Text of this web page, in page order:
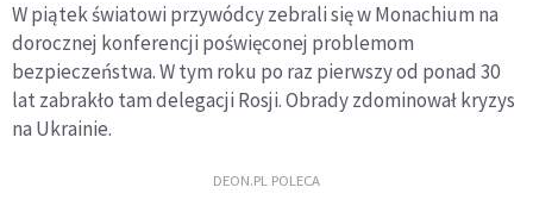
W piątek światowi przywódcy zebrali się w Monachium na
dorocznej konferencji poświęconej problemom
bezpieczeństwa. W tym roku po raz pierwszy od ponad 30
lat zabrakło tam delegacji Rosji. Obrady zdominował kryzys
na Ukrainie.
DEON.PL POLECA